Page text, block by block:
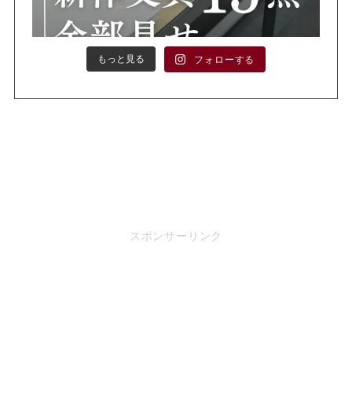
もっと見る フォローする
スポンサーリンク